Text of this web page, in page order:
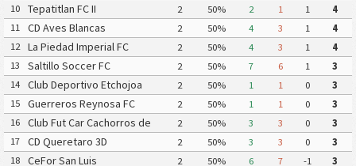
10
Tepatitlan FC II 2 50% 2 1 1
4
11
CD Aves Blancas 2 50% 4 3 1
4
12
La Piedad Imperial FC 2 50% 4 3 1
4
13
Saltillo Soccer FC 2 50% 7 6 1
3
14
Club Deportivo Etchojoa 2 50% 1 1 0
3
15
Guerreros Reynosa FC 2 50% 1 1 0
3
16
Club Fut Car Cachorros de
Leon
2 50% 3 3 0
3
17
CD Queretaro 3D 2 50% 3 3 0
3
18
CeFor San Luis 2 50% 6 7 -1
3